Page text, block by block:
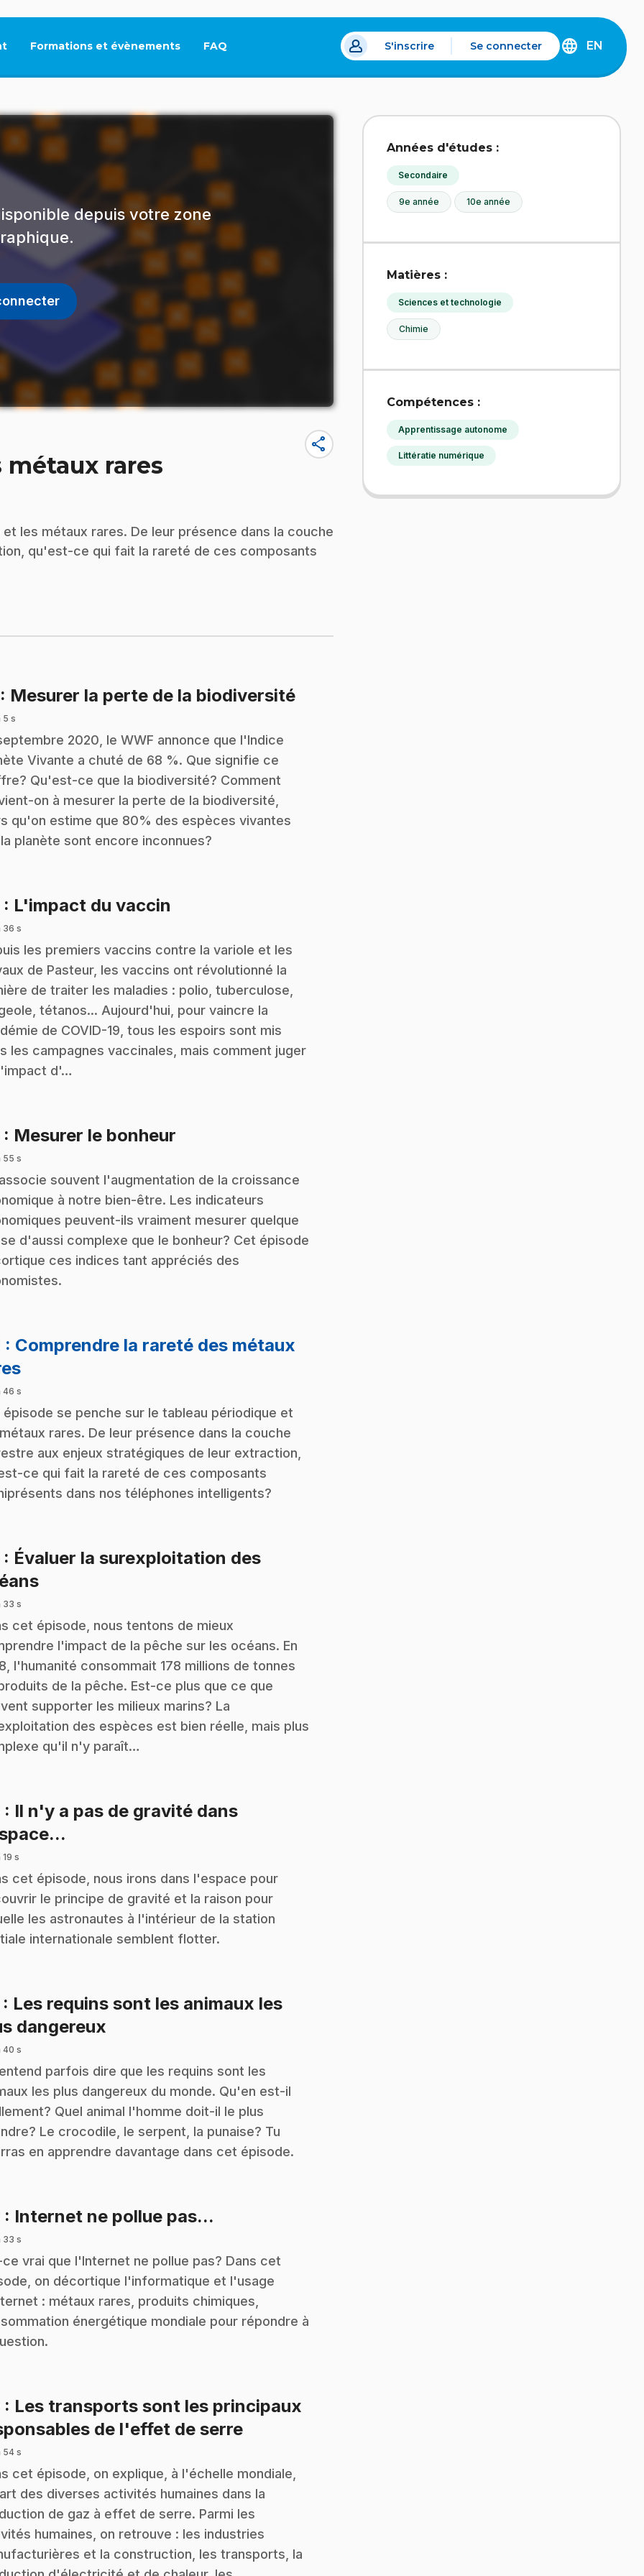
Formations et évènements FAQ
Ce lien s'ouvrira dans un nouvel onglet.
S'inscrire Se connecter
DISCOVER
EN
depuis votre zone
métaux rares
share
les métaux rares. De leur présence dans la couche
qu'est-ce qui fait la rareté de ces composants
: Mesurer la perte de la biodiversité.
5 s
2020, le WWF annonce que l'Indice
Vivante a chuté de 68 %. Que signifie ce
Qu'est-ce que la biodiversité? Comment
on à mesurer la perte de la biodiversité,
qu'on estime que 80% des espèces vivantes
planète sont encore inconnues?
: L'impact du vaccin
36 s
les premiers vaccins contre la variole et les
de Pasteur, les vaccins ont révolutionné la
de traiter les maladies : polio, tuberculose,
tétanos... Aujourd'hui, pour vaincre la
de COVID-19, tous les espoirs sont mis
les campagnes vaccinales, mais comment juger
d'…
: Mesurer le bonheur
55 s
souvent l'augmentation de la croissance
à notre bien-être. Les indicateurs
peuvent-ils vraiment mesurer quelque
d'aussi complexe que le bonheur? Cet épisode
ces indices tant appréciés des
: Comprendre la rareté des métaux
.
46 s
épisode se penche sur le tableau périodique et
rares. De leur présence dans la couche
aux enjeux stratégiques de leur extraction,
ce qui fait la rareté de ces composants
dans nos téléphones intelligents?
: Évaluer la surexploitation des
.
33 s
cet épisode, nous tentons de mieux
l'impact de la pêche sur les océans. En
l'humanité consommait 178 millions de tonnes
de la pêche. Est-ce plus que ce que
supporter les milieux marins? La
des espèces est bien réelle, mais plus
qu'il n'y paraît…
: Il n'y a pas de gravité dans
19 s
cet épisode, nous irons dans l'espace pour
le principe de gravité et la raison pour
les astronautes à l'intérieur de la station
internationale semblent flotter.
: Les requins sont les animaux les
dangereux
40 s
parfois dire que les requins sont les
les plus dangereux du monde. Qu'en est-il
Quel animal l'homme doit-il le plus
Le crocodile, le serpent, la punaise? Tu
en apprendre davantage dans cet épisode.
: Internet ne pollue pas...
33 s
ce vrai que l'Internet ne pollue pas? Dans cet
on décortique l'informatique et l'usage
: métaux rares, produits chimiques,
énergétique mondiale pour répondre à
: Les transports sont les principaux
de l'effet de serre.
54 s
cet épisode, on explique, à l'échelle mondiale,
des diverses activités humaines dans la
de gaz à effet de serre. Parmi les
humaines, on retrouve : les industries
et la construction, les transports, la
Années d'études :
Secondaire
9e année 10e année
Matières :
Sciences et technologie
Chimie
Compétences :
Apprentissage autonome
Littératie numérique